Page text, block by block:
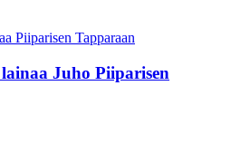
Juho Piiparisen